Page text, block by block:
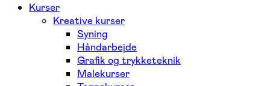
Kurser
Kreative kurser
Syning
Håndarbejde
Grafik og trykketeknik
Malekurser